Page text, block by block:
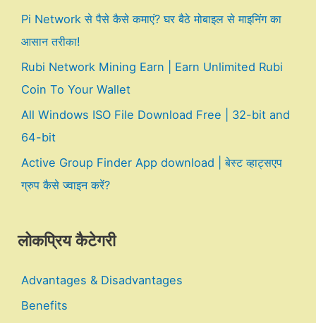
Pi Network से पैसे कैसे कमाएं? घर बैठे मोबाइल से माइनिंग का
आसान तरीका!
Rubi Network Mining Earn | Earn Unlimited Rubi
Coin To Your Wallet
All Windows ISO File Download Free | 32-bit and
64-bit
Active Group Finder App download | बेस्ट व्हाट्सएप
ग्रुप कैसे ज्वाइन करें?
लोकप्रिय कैटेगरी
Advantages & Disadvantages
Benefits